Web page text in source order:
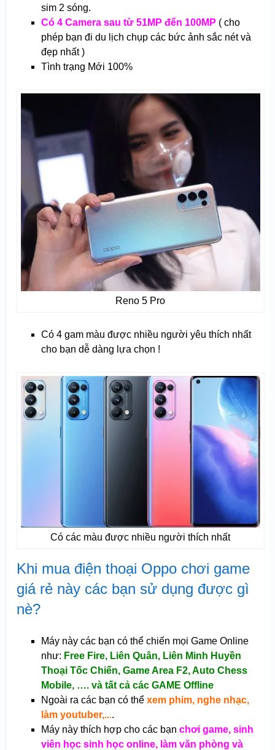
sim 2 sóng.
Có 4 Camera sau từ 51MP đến 100MP ( cho
phép bạn đi du lịch chụp các bức ảnh sắc nét và
đẹp nhất )
Tình trạng Mới 100%
Reno 5 Pro
Có 4 gam màu được nhiều người yêu thích nhất
cho bạn dễ dàng lựa chọn !
Có các màu được nhiều người thích nhất
Khi mua điện thoại Oppo chơi game
giá rẻ này các bạn sử dụng được gì
nè?
Máy này các bạn có thể chiến mọi Game Online
như: Free Fire, Liên Quân, Liên Minh Huyền
Thoại Tốc Chiến, Game Area F2, Auto Chess
Mobile, …. và tất cả các GAME Offline
Ngoài ra các bạn có thể xem phim, nghe nhạc,
làm youtuber,....
Máy này thích hợp cho các bạn chơi game, sinh
viên học sinh học online, làm văn phòng và